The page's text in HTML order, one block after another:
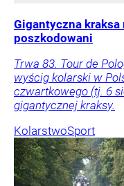
Gigantyczna kraksa
poszkodowani
Trwa 83. Tour de
wyścig kolarski w
czwartkowego (tj. 6
gigantycznej kraksy.
KolarstwoSport